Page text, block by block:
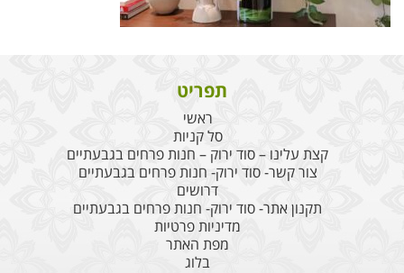
תפריט
ראשי
סל קניות
קצת עלינו – סוד ירוק – חנות פרחים בגבעתיים
צור קשר- סוד ירוק- חנות פרחים בגבעתיים
דרושים
תקנון אתר- סוד ירוק- חנות פרחים בגבעתיים
מדיניות פרטיות
מפת האתר
בלוג